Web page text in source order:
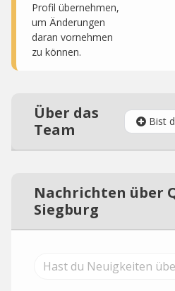
Profil übernehmen,
um Änderungen
daran vornehmen
zu können.
Über das
Team
Bist
Nachrichten über
Siegburg